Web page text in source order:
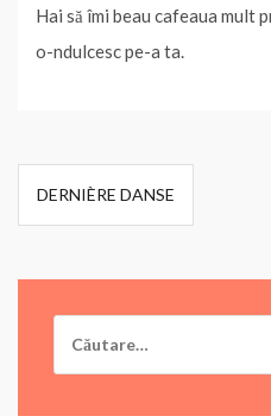
Hai să îmi beau cafeaua mult
o-ndulcesc pe-a ta.
Navigare
în
DERNIÈRE DANSE
după: